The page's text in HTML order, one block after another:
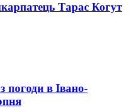
Тарас Когут
погоди в Івано-